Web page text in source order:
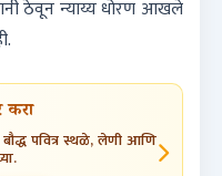
ठेवून न्याय्य धोरण आखले
करा
पवित्र स्थळे, लेणी आणि